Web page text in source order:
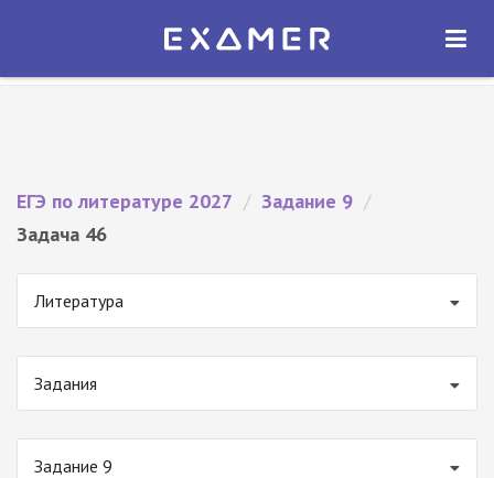
Экзамер — ЕГЭ 2027
ОТКРЫТЬ
ЕГЭ по литературе 2027 / Задание 9 /
Задача 46
Литература
Задания
Задание 9